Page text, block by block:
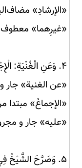
«الإرشادِ»
«غيرِهما»
۴. وَعَنِ الْغُنْيَةِ: الْإِجْمَاعُ عَلَيْهِ
«عن الغنية» جار
«الإجماعُ» مبتدا
«عليه» جار و
۵. وَصَرَّحَ الشَّيْخُ